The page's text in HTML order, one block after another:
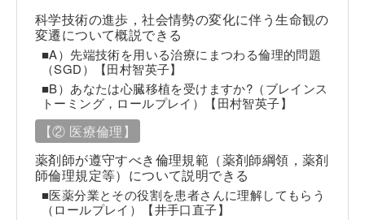
科学技術の進歩，社会情勢の変化に伴う生命観の
変遷について概説できる
■A）先端技術を用いる治療にまつわる倫理的問題
（SGD）【田村智英子】
■B）あなたは心臓移植を受けますか?（ブレインス
トーミング，ロールプレイ）【田村智英子】
【② 医療倫理】
薬剤師が遵守すべき倫理規範（薬剤師綱領，薬剤
師倫理規定等）について説明できる
■医薬分業とその役割を患者さんに理解してもらう
（ロールプレイ）【井手口直子】